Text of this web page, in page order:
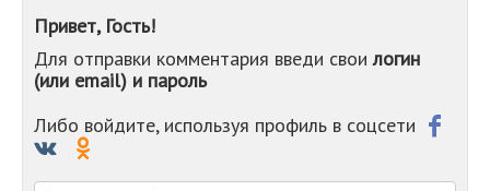
-
-
Привет, Гость!
Для отправки комментария введи своилогин
(или email) и пароль
Либо войдите, используя профиль в соцсети